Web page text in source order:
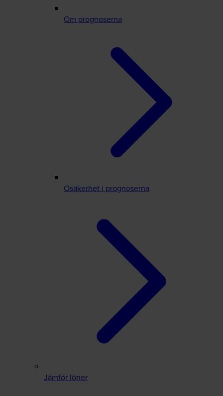
Om prognoserna
Osäkerhet i prognoserna
Jämför löner